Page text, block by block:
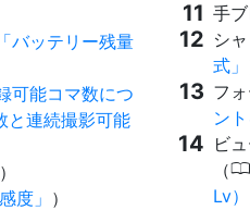
バッテリー残量
可能コマ数につ
と連続撮影可能
）
度
）
手
シ
式
フ
ン
ビ
（0
Lv）